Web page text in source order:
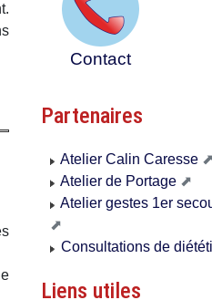
Contact
Partenaires
Atelier Calin Caresse
Atelier de Portage
Atelier gestes 1er
Consultations de
Liens utiles